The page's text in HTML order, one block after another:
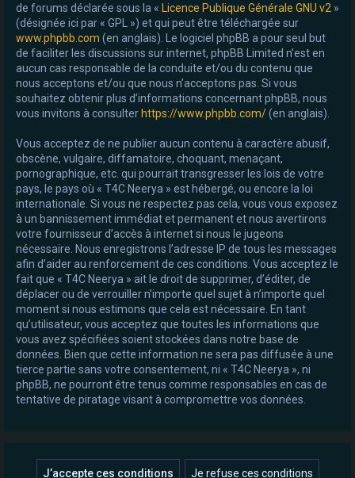
de forums déclarée sous la « Licence Publique Générale GNU v2 »
(désignée ici par « GPL ») et qui peut être téléchargée sur
www.phpbb.com (en anglais). Le logiciel phpBB a pour seul but
de faciliter les discussions sur internet, phpBB Limited n’est en
aucun cas responsable de la conduite et/ou du contenu que
nous acceptons et/ou que nous n’acceptons pas. Si vous
souhaitez obtenir plus d’informations concernant phpBB, nous
vous invitons à consulter https://www.phpbb.com/(en anglais).
Vous acceptez de ne publier aucun contenu à caractère abusif,
obscène, vulgaire, diffamatoire, choquant, menaçant,
pornographique, etc. qui pourrait transgresser les lois de votre
pays, le pays où « T4C Neerya » est hébergé, ou encore la loi
internationale. Si vous ne respectez pas cela, vous vous exposez
à un bannissement immédiat et permanent et nous avertirons
votre fournisseur d’accès à internet si nous le jugeons
nécessaire. Nous enregistrons l’adresse IP de tous les messages
afin d’aider au renforcement de ces conditions. Vous acceptez le
fait que « T4C Neerya » ait le droit de supprimer, d’éditer, de
déplacer ou de verrouiller n’importe quel sujet à n’importe quel
moment si nous estimons que cela est nécessaire. En tant
qu’utilisateur, vous acceptez que toutes les informations que
vous avez spécifiées soient stockées dans notre base de
données. Bien que cette information ne sera pas diffusée à une
tierce partie sans votre consentement, ni « T4C Neerya », ni
phpBB, ne pourront être tenus comme responsables en cas de
tentative de piratage visant à compromettre vos données.